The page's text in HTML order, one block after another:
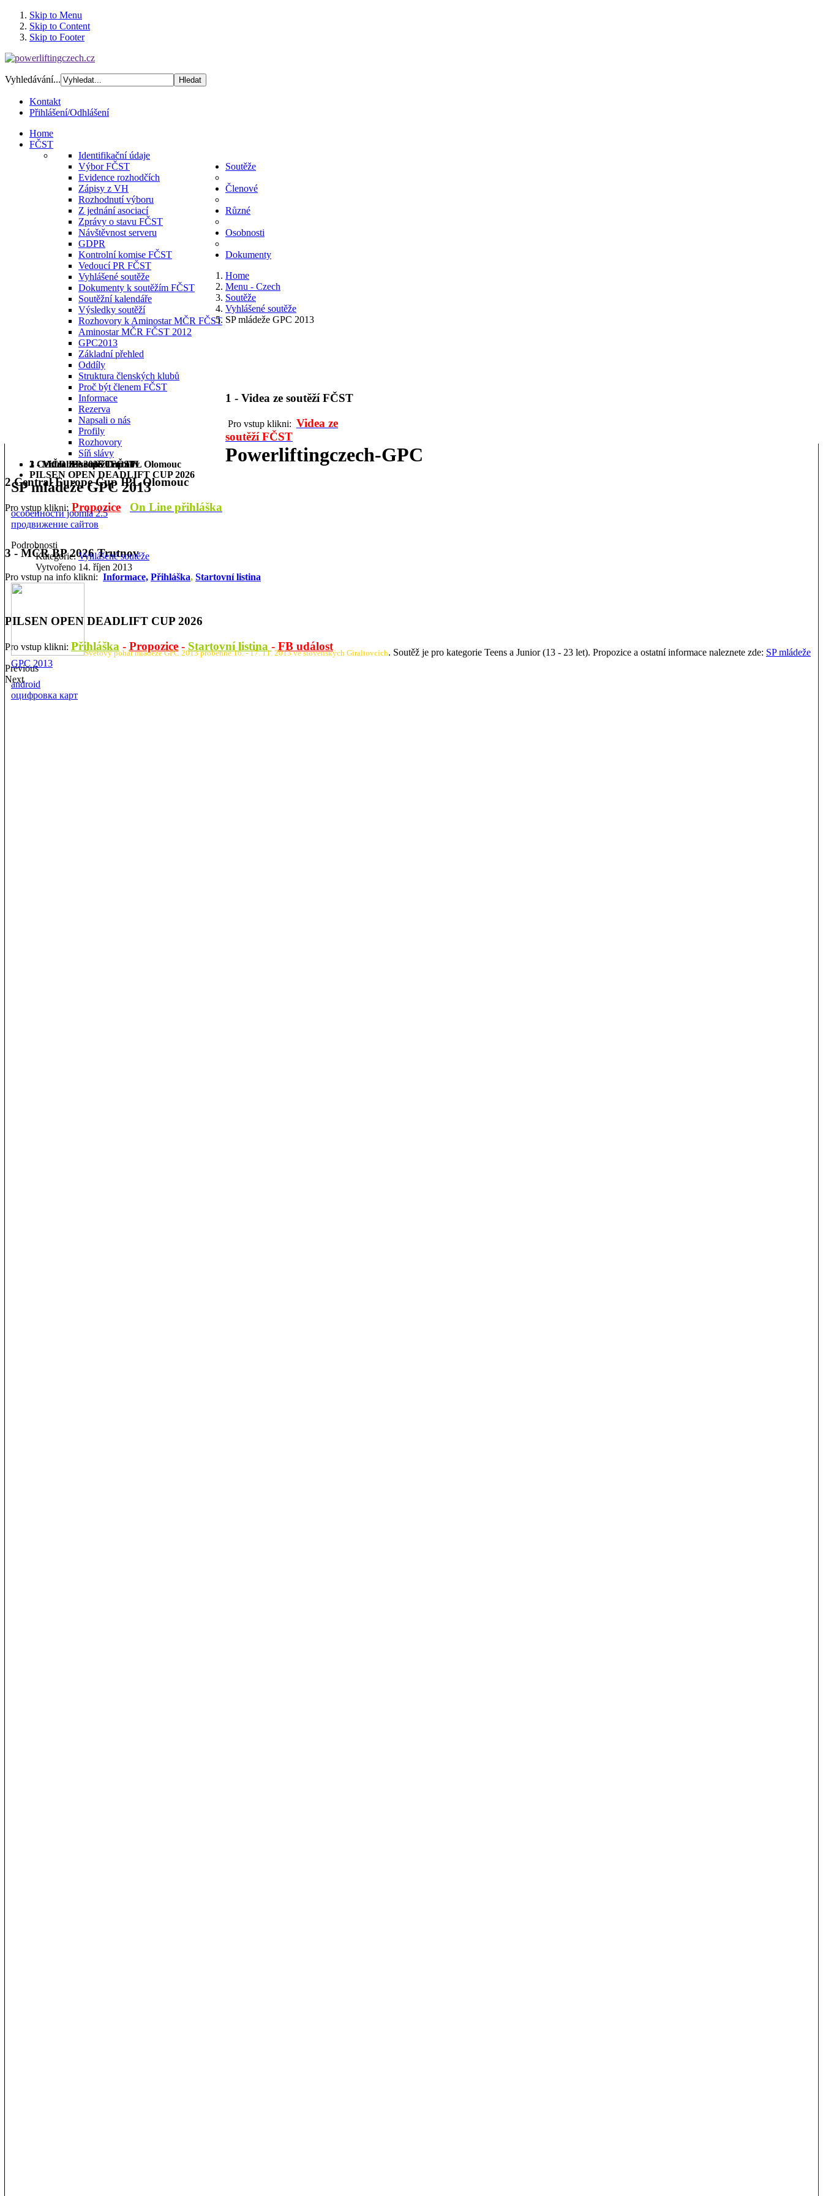
Skip to Menu
Skip to Content
Skip to Footer
Vyhledávání...
Kontakt
Přihlášení/Odhlášení
Home
FČST
Identifikační údaje
Výbor FČST
Evidence rozhodčích
Zápisy z VH
Rozhodnutí výboru
Z jednání asociací
Zprávy o stavu FČST
Návštěvnost serveru
GDPR
Kontrolní komise FČST
Vedoucí PR FČST
Soutěže
Vyhlášené soutěže
Dokumenty k soutěžím FČST
Soutěžní kalendáře
Výsledky soutěží
Rozhovory k Aminostar MČR FČST
Aminostar MČR FČST 2012
GPC2013
Členové
Základní přehled
Oddíly
Struktura členských klubů
Proč být členem FČST
Různé
Informace
Rezerva
Osobnosti
Napsali o nás
Profily
Rozhovory
Síň slávy
Dokumenty
Home
Menu - Czech
Soutěže
Vyhlášené soutěže
SP mládeže GPC 2013
1 - Videa ze soutěží FČST
2 Central Europe Cup IPL Olomouc
3 - MČR BP 2026 Trutnov
PILSEN OPEN DEADLIFT CUP 2026
1 - Videa ze soutěží FČST
Pro vstup klikni: Videa ze
soutěží FČST
2 Central Europe Cup IPL Olomouc
Pro vstup klikni: Propozice On Line přihláška
3 - MČR BP 2026 Trutnov
Pro vstup na info klikni: Informace, Přihláška, Startovní listina
PILSEN OPEN DEADLIFT CUP 2026
Pro vstup klikni: Přihláška - Propozice - Startovní listina - FB událost
Previous
Next
Powerliftingczech-GPC
SP mládeže GPC 2013
особенности joomla 2.5
продвижение сайтов
Podrobnosti
Kategorie:Vyhlášené soutěže
Vytvořeno 14. říjen 2013
Světový pohár mládeže GPC 2013 proběhne 16. - 17. 11. 2013 ve slovenských Giraltovcích. Soutěž je pro kategorie Teens a Junior (13 - 23 let). Propozice a ostatní informace naleznete zde: SP mládeže
GPC 2013
android
оцифровка карт